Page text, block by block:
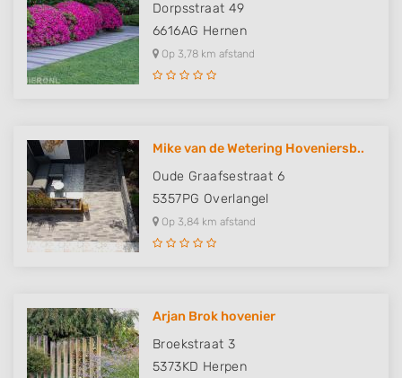
Dorpsstraat 49
6616AG Hernen
Op 3,78 km afstand
Mike van de Wetering Hoveniersb..
Oude Graafsestraat 6
5357PG Overlangel
Op 3,84 km afstand
Arjan Brok hovenier
Broekstraat 3
5373KD Herpen